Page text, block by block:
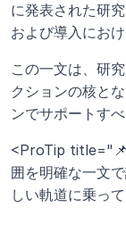
に発表された研
および導入にお
この一文は、研
クションの核と
ンでサポートす
<ProTip
囲を明確な一文
しい軌道に乗っ